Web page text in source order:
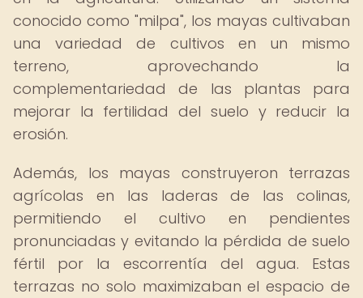
conocido como "milpa", los mayas cultivaban
una variedad de cultivos en un mismo
terreno, aprovechando la
complementariedad de las plantas para
mejorar la fertilidad del suelo y reducir la
erosión.
Además, los mayas construyeron terrazas
agrícolas en las laderas de las colinas,
permitiendo el cultivo en pendientes
pronunciadas y evitando la pérdida de suelo
fértil por la escorrentía del agua. Estas
terrazas no solo maximizaban el espacio de